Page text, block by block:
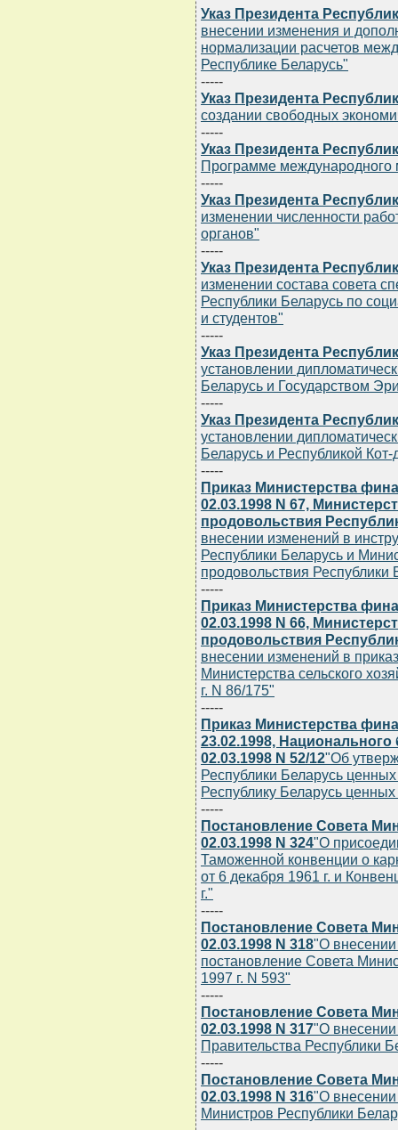
Указ Президента
внесении изменения и
нормализации расчетов
Республике Беларусь"
-----
Указ Президента
создании свободных
-----
Указ Президента
Программе международного
-----
Указ Президента
изменении численности
органов"
-----
Указ Президента
изменении состава совета
Республики Беларусь по
и студентов"
-----
Указ Президента
установлении
Беларусь и Государством
-----
Указ Президента
установлении
Беларусь и Республикой
-----
Приказ Министерства
02.03.1998 N 67,
продовольствия
внесении изменений в
Республики Беларусь и
продовольствия Республики
-----
Приказ Министерства
02.03.1998 N 66,
продовольствия
внесении изменений в
Министерства сельского
г. N 86/175"
-----
Приказ Министерства
23.02.1998,
02.03.1998 N 52/12"Об
Республики Беларусь
Республику Беларусь
-----
Постановление Совета
02.03.1998 N 324"О
Таможенной конвенции о
от 6 декабря 1961 г. и
г."
-----
Постановление Совета
02.03.1998 N 318"О
постановление Совета
1997 г. N 593"
-----
Постановление Совета
02.03.1998 N 317"О
Правительства Республики
-----
Постановление Совета
02.03.1998 N 316"О
Министров Республики